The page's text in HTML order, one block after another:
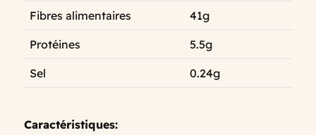
Fibres alimentaires 41g
Protéines 5.5g
Sel 0.24g
Caractéristiques: